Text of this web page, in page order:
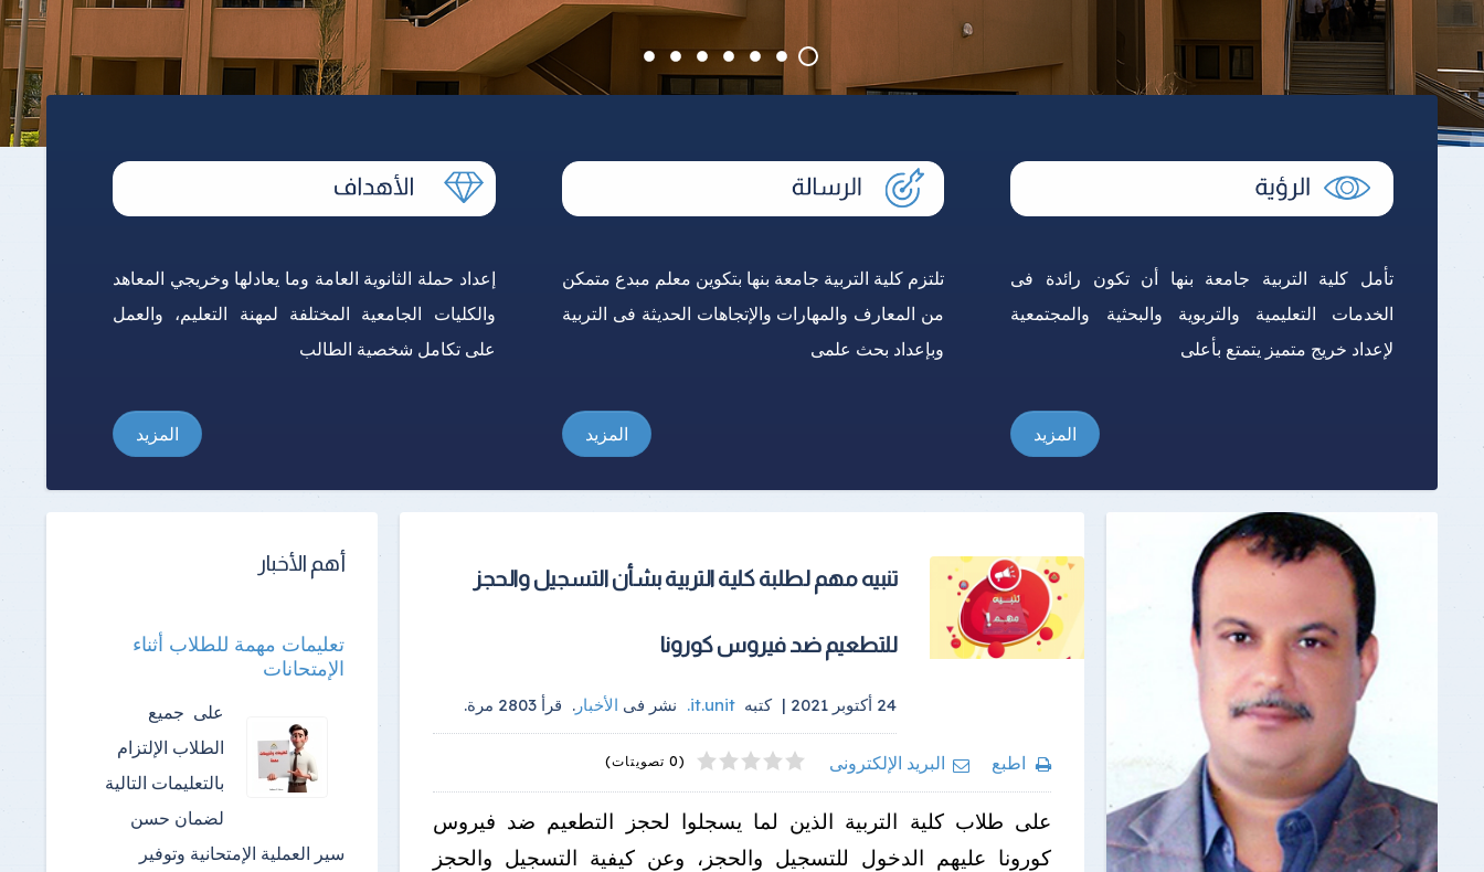
تأمل كلية التربية جامعة بنها أن تكون رائدة فى
الخدمات التعليمية والتربوية والبحثية والمجتمعية
لإعداد خريج متميز يتمتع بأعلى
المزيد
تلتزم كلية التربية جامعة بنها بتكوين معلم مبدع متمكن
من المعارف والمهارات والإتجاهات الحديثة فى التربية
وبإعداد بحث علمى
المزيد
إعداد حملة الثانوية العامة وما يعادلها وخريجي المعاهد
والكليات الجامعية المختلفة لمهنة التعليم، والعمل
على تكامل شخصية الطالب
المزيد
تنبيه مهم لطلبة كلية التربية بشأن التسجيل والحجز
للتطعيم ضد فيروس كورونا
24 أكتوبر 2021 | كتبه it.unit
. نشر فى الأخبار . قرأ 2803 مرة.
اطبع البريد الإلكترونى 1
2
3
4
5 (0 تصويتات)
على طلاب كلية التربية الذين لما يسجلوا لحجز التطعيم ضد فيروس
كورونا عليهم الدخول للتسجيل والحجز، وعن كيفية التسجيل والحجز
أهم الأخبار
تعليمات مهمة للطلاب أثناء
الإمتحانات
على جميع
الطلاب الإلتزام
بالتعليمات التالية
لضمان حسن
سير العملية الإمتحانية وتوفير